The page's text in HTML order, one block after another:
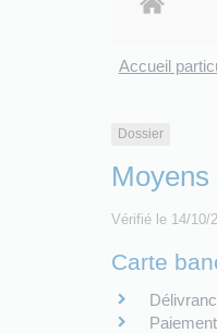
Accueil
Dossier
Vérifié le 14/10/
Carte